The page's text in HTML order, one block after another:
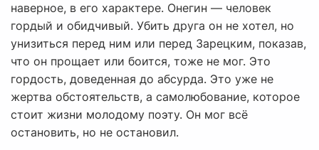
наверное, в его характере. Онегин — человек
гордый и обидчивый. Убить друга он не хотел, но
унизиться перед ним или перед Зарецким, показав,
что он прощает или боится, тоже не мог. Это
гордость, доведенная до абсурда. Это уже не
жертва обстоятельств, а самолюбование, которое
стоит жизни молодому поэту. Он мог всё
остановить, но не остановил.